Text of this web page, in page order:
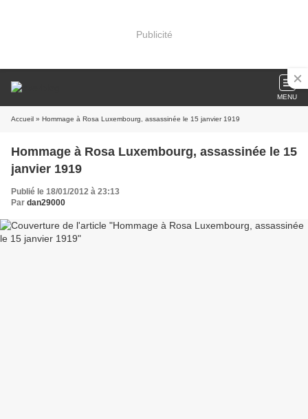
Publicité
MENU
Accueil » Hommage à Rosa Luxembourg, assassinée le 15 janvier 1919
Hommage à Rosa Luxembourg, assassinée le 15
janvier 1919
Publié le 18/01/2012 à 23:13
Par dan29000